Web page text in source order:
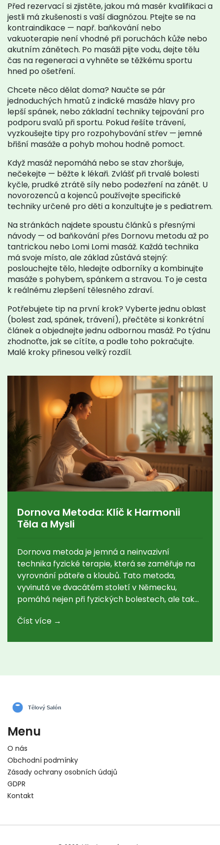
Před rezervací si zjistěte, jakou má masér kvalifikaci a
jestli má zkušenosti s vaší diagnózou. Ptejte se na
kontraindikace — např. baňkování nebo
vakuoterapie není vhodné při poruchách kůže nebo
akutním zánětech. Po masáži pijte vodu, dejte tělu
čas na regeneraci a vyhněte se těžkému sportu
hned po ošetření.
Chcete něco dělat doma? Naučte se pár
jednoduchých hmatů z indické masáže hlavy pro
lepší spánek, nebo základní techniky tejpování pro
podporu svalů při sportu. Pokud řešíte trávení,
vyzkoušejte tipy pro rozpohybování střev — jemné
břišní masáže a pohyb mohou hodně pomoct.
Když masáž nepomáhá nebo se stav zhoršuje,
nečekejte — běžte k lékaři. Zvlášť při trvalé bolesti
kyčle, prudké ztrátě síly nebo podezření na zánět. U
novorozenců a kojenců používejte specifické
techniky určené pro děti a konzultujte je s pediatrem.
Na stránkách najdete spoustu článků s přesnými
návody — od baňkování přes Dornovu metodu až po
tantrickou nebo Lomi Lomi masáž. Každá technika
má svoje místo, ale základ zůstává stejný:
poslouchejte tělo, hledejte odborníky a kombinujte
masáže s pohybem, spánkem a stravou. To je cesta
k reálnému zlepšení tělesného zdraví.
Potřebujete tip na první krok? Vyberte jednu oblast
(bolest zad, spánek, trávení), přečtěte si konkrétní
článek a objednejte jednu odbornou masáž. Po týdnu
zhodnoťte, jak se cítíte, a podle toho pokračujte.
Malé kroky přinesou velký rozdíl.
Dornova Metoda: Klíč k Harmonii
Těla a Mysli
Dornova metoda je jemná a neinvazivní
technika fyzické terapie, která se zaměřuje na
vyrovnání páteře a kloubů. Tato metoda,
vyvinutá ve dvacátém století v Německu,
pomáhá nejen při fyzických bolestech, ale také
Terapeuti používají jemný tlak a aktivní pohyb,
Číst více →
Menu
O nás
Obchodní podmínky
Zásady ochrany osobních údajů
GDPR
Kontakt